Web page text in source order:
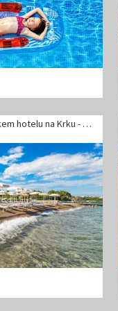
Hotel Malin - Poletje v vrhunskem hotelu na Krku - Družinska soba